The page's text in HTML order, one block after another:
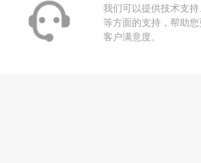
我们可以提供技术支
等方面的支持，帮助
客户满意度。